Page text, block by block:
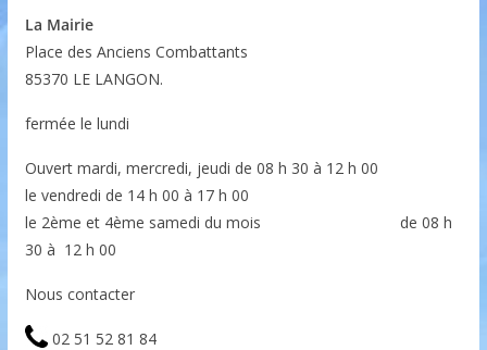
La Mairie
Place des Anciens Combattants
85370 LE LANGON.
fermée le lundi
Ouvert mardi, mercredi, jeudi de 08 h 30 à 12 h 00
le vendredi de 14 h 00 à 17 h 00
le 2ème et 4ème samedi du mois de 08 h
30 à 12 h 00
Nous contacter
02 51 52 81 84